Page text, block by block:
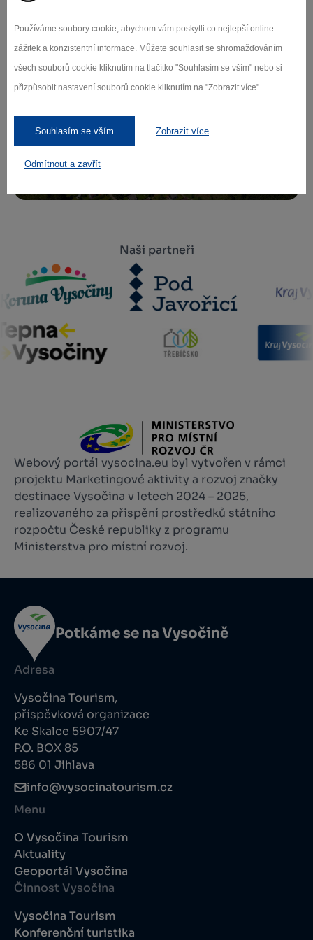
Používáme soubory cookie, abychom vám poskytli co nejlepší online
zážitek a konzistentní informace. Můžete souhlasit se shromažďováním
všech souborů cookie kliknutím na tlačítko "Souhlasím se vším" nebo si
přizpůsobit nastavení souborů cookie kliknutím na "Zobrazit více".
Souhlasím se vším Zobrazit více
Odmítnout a zavřít
Přihlaste se k odběru našeho newsletteru
o novinkách.
Záleží nám na ochraně osobních údajů.
Naši partneři
Webový portál vysocina.eu byl vytvořen v rámci
projektu Marketingové aktivity a rozvoj značky
destinace Vysočina v letech 2024 – 2025,
realizovaného za přispění prostředků státního
rozpočtu České republiky z programu
Ministerstva pro místní rozvoj.
Potkáme se na Vysočině
Adresa
Vysočina Tourism,
příspěvková organizace
Ke Skalce 5907/47
P.O. BOX 85
586 01 Jihlava
info@vysocinatourism.cz
Menu
O Vysočina Tourism
Aktuality
Geoportál Vysočina
Činnost Vysočina
Vysočina Tourism
Konferenční turistika